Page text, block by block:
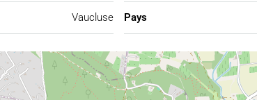
Vaucluse Pays